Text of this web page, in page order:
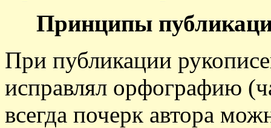
Принципы
При публикации
исправлял орфографию
всегда почерк автора